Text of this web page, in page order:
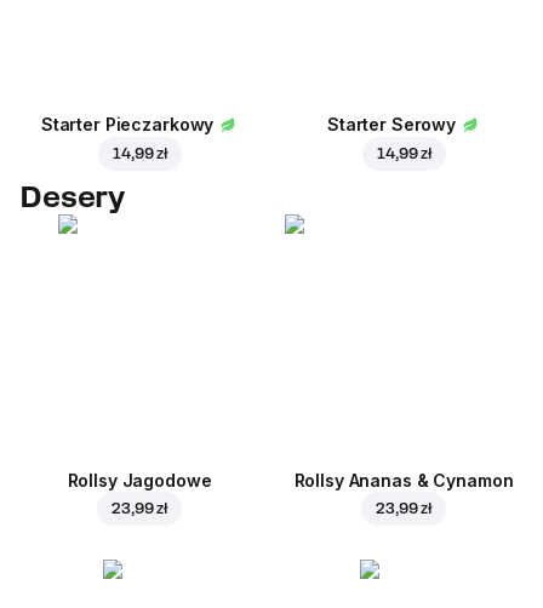
Starter Pieczarkowy
14,99 zł
Starter Serowy
14,99 zł
Desery
Rollsy Jagodowe
23,99 zł
Rollsy Ananas & Cynamon
23,99 zł